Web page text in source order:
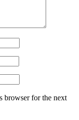
browser for the next